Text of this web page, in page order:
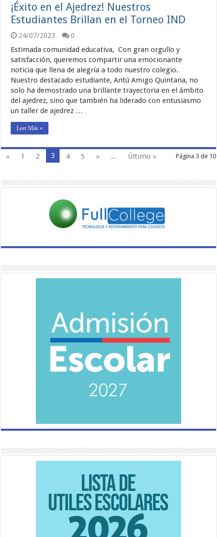
¡Éxito en el Ajedrez! Nuestros
Estudiantes Brillan en el Torneo IND
24/07/2023
0
Estimada comunidad educativa, Con gran orgullo y
satisfacción, queremos compartir una emocionante
noticia que llena de alegría a todo nuestro colegio.
Nuestro destacado estudiante, Antú Amigo Quintana, no
solo ha demostrado una brillante trayectoria en el ámbito
del ajedrez, sino que también ha liderado con entusiasmo
un taller de ajedrez …
Leer Más »
Página 3 de 10
« 1 2 3 4 5 » ... Último »